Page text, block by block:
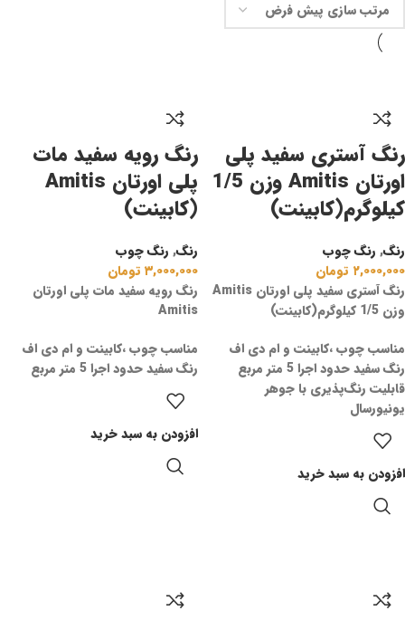
رنگ آستری سفید پلی
اورتان Amitis وزن 1/5
کیلوگرم(کابینت)
رنگ, رنگ چوب
۲,۰۰۰,۰۰۰ تومان
رنگ آستری سفید پلی اورتان Amitis
وزن 1/5 کیلوگرم(کابینت)
مناسب چوب ،کابینت و ام دی اف
رنگ سفید حدود اجرا 5 متر مربع
قابلیت رنگ‌پذیری با جوهر
یونیورسال
افزودن به سبد خرید
رنگ رویه سفید مات
پلی اورتان Amitis
(کابینت)
رنگ, رنگ چوب
۳,۰۰۰,۰۰۰ تومان
رنگ رویه سفید مات پلی اورتان
Amitis
مناسب چوب ،کابینت و ام دی اف
رنگ سفید حدود اجرا 5 متر مربع
افزودن به سبد خرید